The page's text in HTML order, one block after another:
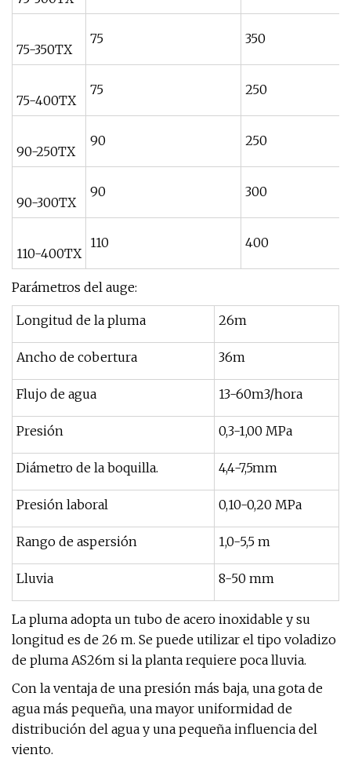
75-350TX
75 350
75-400TX
75 250
90-250TX
90 250
90-300TX
90 300
110-400TX
110 400
Parámetros del auge:
Longitud de la pluma 26m
Ancho de cobertura 36m
Flujo de agua 13-60m3/hora
Presión 0,3-1,00 MPa
Diámetro de la boquilla. 4,4-7,5mm
Presión laboral 0,10-0,20 MPa
Rango de aspersión 1,0-5,5 m
Lluvia 8-50 mm
La pluma adopta un tubo de acero inoxidable y su
longitud es de 26 m. Se puede utilizar el tipo voladizo
de pluma AS26m si la planta requiere poca lluvia.
Con la ventaja de una presión más baja, una gota de
agua más pequeña, una mayor uniformidad de
distribución del agua y una pequeña influencia del
viento.